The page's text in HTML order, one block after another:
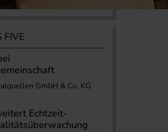
FIVE
GmbH & Co. KG
Echtzeit-